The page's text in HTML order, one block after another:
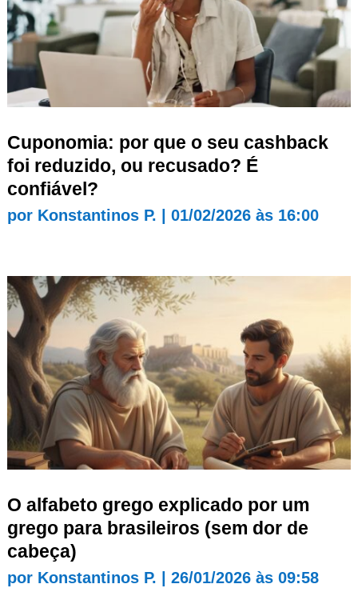
Cuponomia: por que o seu cashback
foi reduzido, ou recusado? É
confiável?
por Konstantinos P. 01/02/2026 às 16:00
O alfabeto grego explicado por um
grego para brasileiros (sem dor de
cabeça)
por Konstantinos P. 26/01/2026 às 09:58